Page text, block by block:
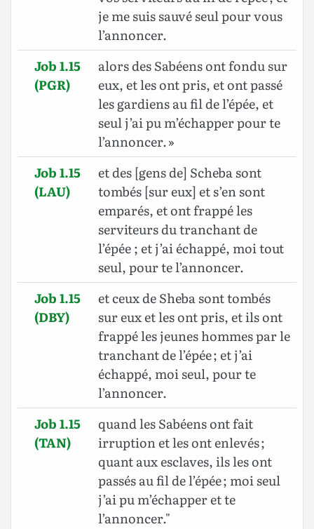
je me suis sauvé seul pour vous
l’annoncer.
Job 1.15
(PGR)
alors des Sabéens ont fondu sur
eux, et les ont pris, et ont passé
les gardiens au fil de l’épée, et
seul j’ai pu m’échapper pour te
l’annoncer. »
Job 1.15
(LAU)
et des [gens de] Scheba sont
tombés [sur eux] et s’en sont
emparés, et ont frappé les
serviteurs du tranchant de
l’épée ; et j’ai échappé, moi tout
seul, pour te l’annoncer.
Job 1.15
(DBY)
et ceux de Sheba sont tombés
sur eux et les ont pris, et ils ont
frappé les jeunes hommes par le
tranchant de l’épée ; et j’ai
échappé, moi seul, pour te
l’annoncer.
Job 1.15
(TAN)
quand les Sabéens ont fait
irruption et les ont enlevés ;
quant aux esclaves, ils les ont
passés au fil de l’épée ; moi seul
j’ai pu m’échapper et te
l’annoncer."